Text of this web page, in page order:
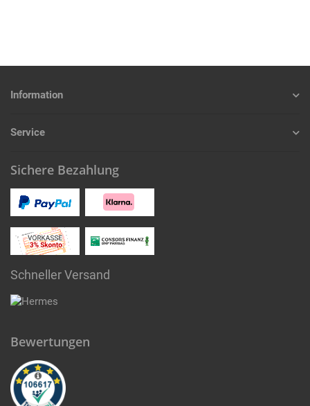
Information
Service
Sichere Bezahlung
Schneller Versand
Bewertungen